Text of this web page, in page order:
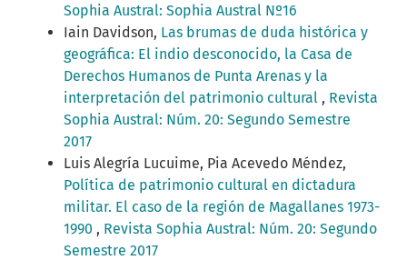
Sophia Austral: Sophia Austral Nº16
Iain Davidson, Las brumas de duda histórica y
geográfica: El indio desconocido, la Casa de
Derechos Humanos de Punta Arenas y la
interpretación del patrimonio cultural , Revista
Sophia Austral: Núm. 20: Segundo Semestre
2017
Luis Alegría Lucuime, Pia Acevedo Méndez,
Política de patrimonio cultural en dictadura
militar. El caso de la región de Magallanes 1973-
1990 , Revista Sophia Austral: Núm. 20: Segundo
Semestre 2017